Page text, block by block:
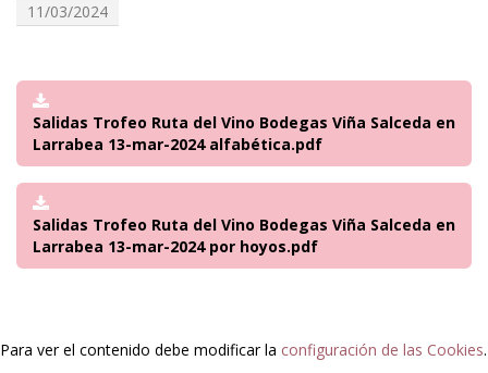
11/03/2024
Salidas Trofeo Ruta del Vino Bodegas Viña Salceda en
Larrabea 13-mar-2024 alfabética.pdf
Salidas Trofeo Ruta del Vino Bodegas Viña Salceda en
Larrabea 13-mar-2024 por hoyos.pdf
Para ver el contenido debe modificar la configuración de las Cookies.